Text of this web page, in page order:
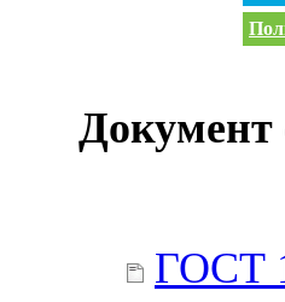
Документ
ГОСТ